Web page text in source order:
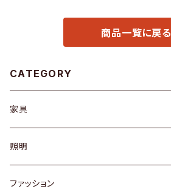
商品一覧に戻る
CATEGORY
家具
ソファ / ベンチ
チェア / スツール
照明
ペンダントライト
ファッション